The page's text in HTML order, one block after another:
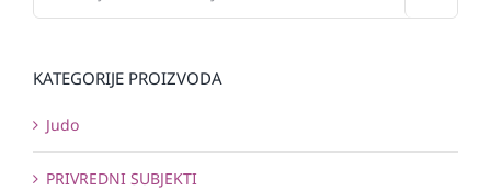
KATEGORIJE PROIZVODA
Judo
PRIVREDNI SUBJEKTI